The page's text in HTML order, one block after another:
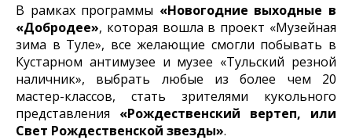
В рамках программы «Новогодние выходные в
«Добродее», которая вошла в проект «Музейная
зима в Туле», все желающие смогли побывать в
Кустарном антимузее и музее «Тульский резной
наличник», выбрать любые из более чем 20
мастер-классов, стать зрителями кукольного
представления «Рождественский вертеп, или
Свет Рождественской звезды».